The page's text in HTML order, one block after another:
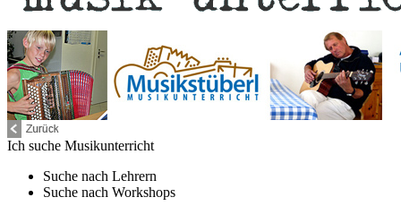
Ich suche Musikunterricht
Suche nach Lehrern
Suche nach Workshops